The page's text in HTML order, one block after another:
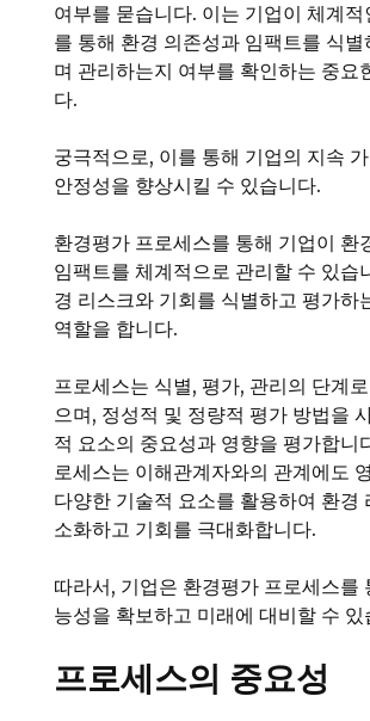
여부를 묻습니다. 이는 기업이 체계적
를 통해 환경 의존성과 임팩트를 식
며 관리하는지 여부를 확인하는 중요
다.
궁극적으로, 이를 통해 기업의 지속
안정성을 향상시킬 수 있습니다.
환경평가 프로세스를 통해 기업이 환
임팩트를 체계적으로 관리할 수 있습
경 리스크와 기회를 식별하고 평가하
역할을 합니다.
프로세스는 식별, 평가, 관리의 단계
으며, 정성적 및 정량적 평가 방법을
적 요소의 중요성과 영향을 평가합니
로세스는 이해관계자와의 관계에도
다양한 기술적 요소를 활용하여 환경
소화하고 기회를 극대화합니다.
따라서, 기업은 환경평가 프로세스를
능성을 확보하고 미래에 대비할 수 있
프로세스의 중요성